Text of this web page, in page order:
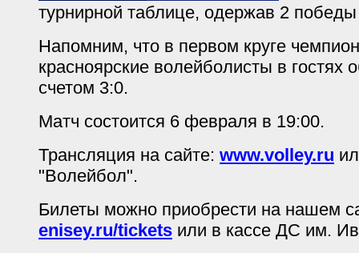
турнирной таблице, одержав 2
Напомним, что в первом круге
красноярские волейболисты в гостях
счетом 3:0.
Матч состоится 6 февраля в 19:00.
Трансляция на сайте: www.volley.ru
"Волейбол".
Билеты можно приобрести на нашем
enisey.ru/tickets или в кассе ДС им.